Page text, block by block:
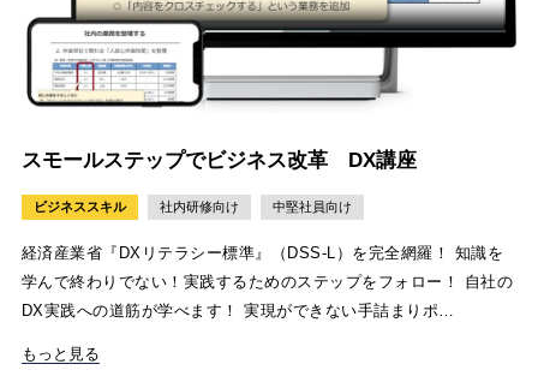
スモールステップでビジネス改革 DX講座
ビジネススキル 社内研修向け 中堅社員向け
経済産業省『DXリテラシー標準』（DSS-L）を完全網羅！ 知識を
学んで終わりでない！実践するためのステップをフォロー！ 自社の
DX実践への道筋が学べます！ 実現ができない手詰まりポ…
もっと見る